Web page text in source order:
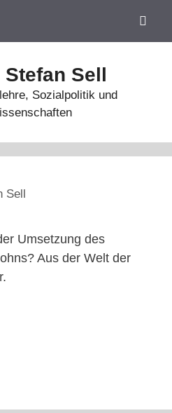
Stefan Sell
Sozialpolitik und
Sell
Umsetzung des
Aus der Welt der